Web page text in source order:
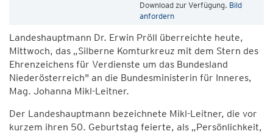
Download zur Verfügung. Bild
anfordern
Landeshauptmann Dr. Erwin Pröll überreichte heute,
Mittwoch, das „Silberne Komturkreuz mit dem Stern des
Ehrenzeichens für Verdienste um das Bundesland
Niederösterreich" an die Bundesministerin für Inneres,
Mag. Johanna Mikl-Leitner.
Der Landeshauptmann bezeichnete Mikl-Leitner, die vor
kurzem ihren 50. Geburtstag feierte, als „Persönlichkeit,